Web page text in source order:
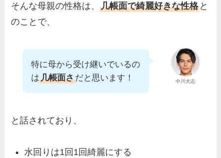
そんな母親の性格は、几帳面で綺麗好きな性格 と
のことで、
中川大志
特に母から受け継いでいるの
は几帳面さだと思います！
と話されており、
水回りは1回1回綺麗にする